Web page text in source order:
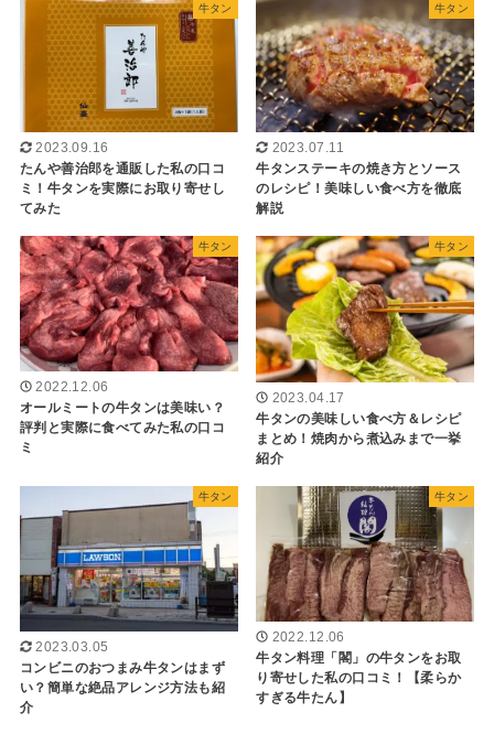
牛タン
2023.09.16
たんや善治郎を通販した私の口コ
ミ！牛タンを実際にお取り寄せし
てみた
牛タン
2023.07.11
牛タンステーキの焼き方とソース
のレシピ！美味しい食べ方を徹底
解説
牛タン
2022.12.06
オールミートの牛タンは美味い？
評判と実際に食べてみた私の口コ
ミ
牛タン
2023.04.17
牛タンの美味しい食べ方＆レシピ
まとめ！焼肉から煮込みまで一挙
紹介
牛タン
2023.03.05
コンビニのおつまみ牛タンはまず
い？簡単な絶品アレンジ方法も紹
介
牛タン
2022.12.06
牛タン料理「閣」の牛タンをお取
り寄せした私の口コミ！【柔らか
すぎる牛たん】